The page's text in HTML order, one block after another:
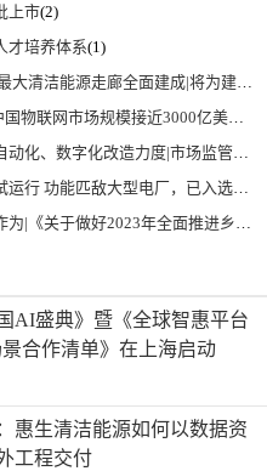
上市(2)
才培养体系(1)
型能源体系、保障国家能源安全、实现“双碳”目标提供有力支撑
美元 智慧工厂、智慧城市、智慧电网等将占60%以上
局 工业和信息化部 关于促进企业计量能力提升的指导意见
能匹敌大型电厂，已入选国际典型案例
年全面推进乡村振兴重点工作的意见》发布
国AI盛典》暨《全球智惠平台
合作清单》在上海启动
惠生清洁能源如何以数据资
工程交付